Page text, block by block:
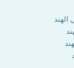
الهند